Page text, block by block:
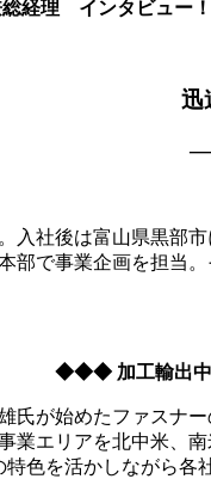
経理 インタビュー！
迅
入社後は富山県黒部
部で事業企画を担当
◆◆◆ 加工輸出中
氏が始めたファスナ
エリアを北中米、
色を活かしながら